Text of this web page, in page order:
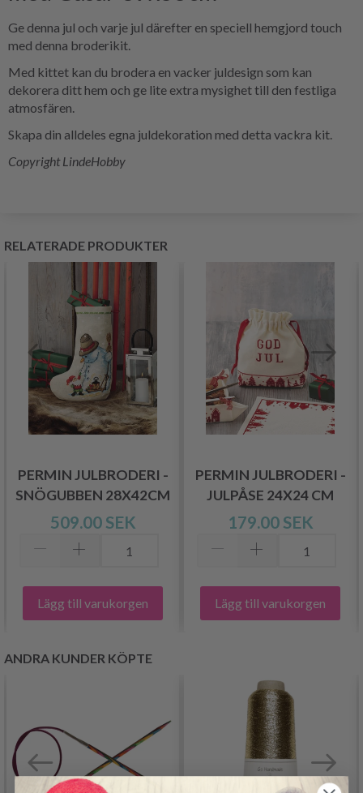
Ge denna jul och varje jul därefter en speciell hemgjord touch
med denna broderikit.
Med kittet kan du brodera en vacker juldesign som kan
dekorera ditt hem och ge lite extra mysighet till den festliga
atmosfären.
Skapa din alldeles egna juldekoration med detta vackra kit.
Copyright LindeHobby
RELATERADE PRODUKTER
PERMIN JULBRODERI -
SNÖGUBBEN 28X42CM
509.00 SEK
Lägg till varukorgen
PERMIN JULBRODERI -
JULPÅSE 24X24 CM
179.00 SEK
Lägg till varukorgen
ANDRA KUNDER KÖPTE